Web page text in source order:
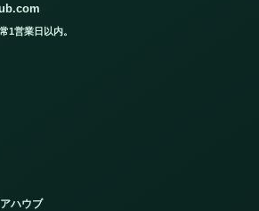
1営業日以内。
ハウブ